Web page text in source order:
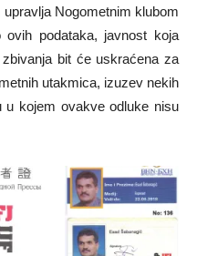
Nogometnim klubom
ovih podataka, javnost koja
bit će uskraćena za
utakmica, izuzev nekih
u kojem ovakve odluke nisu